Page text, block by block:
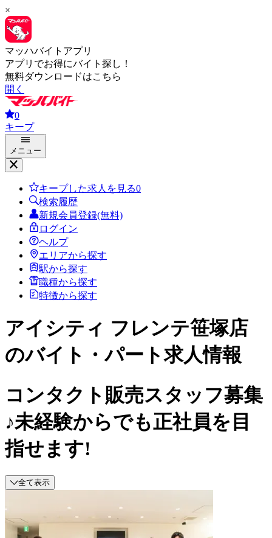
×
マッハバイトアプリ
アプリでお得にバイト探し！
無料ダウンロードはこちら
開く
0
キープ
メニュー
キープした求人を見る0
検索履歴
新規会員登録(無料)
ログイン
ヘルプ
エリアから探す
駅から探す
職種から探す
特徴から探す
アイシティ フレンテ笹塚店
のバイト・パート求人情報
コンタクト販売スタッフ募集
♪未経験からでも正社員を目
指せます!
全て表示